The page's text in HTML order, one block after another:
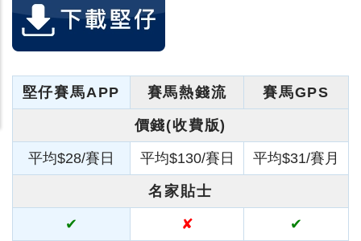
堅仔賽馬APP 賽馬熱錢流 賽馬GPS
價錢(收費版)
平均$28/賽日 平均$130/賽日 平均$31/賽月
名家貼士
✔ ✘ ✔